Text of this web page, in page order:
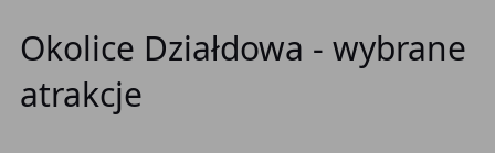
Okolice Działdowa - wybrane
atrakcje